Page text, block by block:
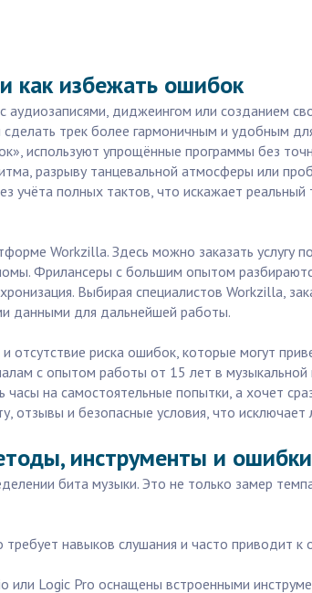
как избежать ошибок
диджеингом или созданием
трек более гармоничным и удобным
используют упрощённые программы без
разрыву танцевальной атмосферы или
полных тактов, что искажает реальный
Workzilla. Здесь можно заказать услугу
Фрилансеры с большим опытом
Выбирая специалистов Workzilla,
данными для дальнейшей работы.
риска ошибок, которые могут
с опытом работы от 15 лет в музыкальной
на самостоятельные попытки, а хочет
отзывы и безопасные условия, что
инструменты и ошибки
бита музыки. Это не только замер
навыков слушания и часто приводит
Logic Pro оснащены встроенными